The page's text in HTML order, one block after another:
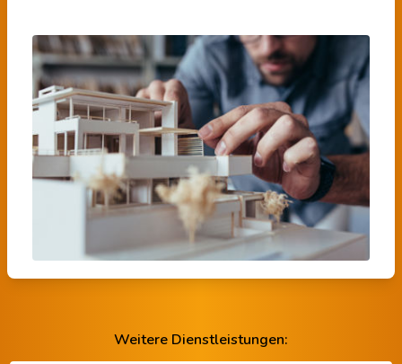
Weitere Dienstleistungen: